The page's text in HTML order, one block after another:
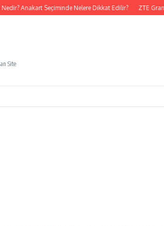
Anakart Seçiminde Nelere Dikkat Edilir? ZTE
Site